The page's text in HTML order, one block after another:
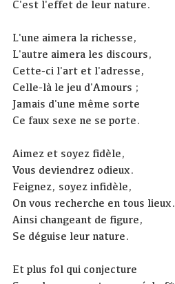
C'est l'effet de leur nature.
L'une aimera la richesse,
L'autre aimera les discours,
Cette-ci l'art et l'adresse,
Celle-là le jeu d'Amours ;
Jamais d'une même sorte
Ce faux sexe ne se porte.
Aimez et soyez fidèle,
Vous deviendrez odieux.
Feignez, soyez infidèle,
On vous recherche en tous lieux.
Ainsi changeant de figure,
Se déguise leur nature.
Et plus fol qui conjecture